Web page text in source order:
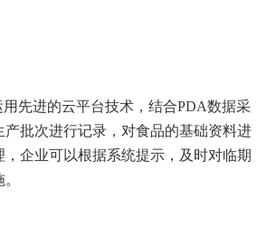
先进的云平台技术，结合PDA数据采
产批次进行记录，对食品的基础资料进
企业可以根据系统提示，及时对临期